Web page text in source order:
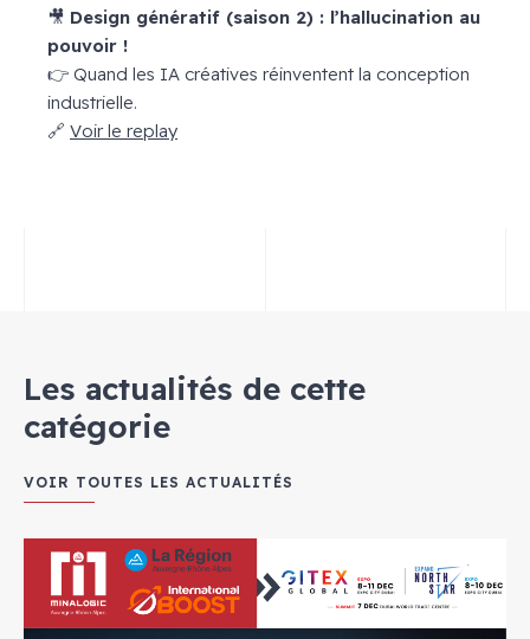
🎥 Design génératif (saison 2) : l’hallucination au
pouvoir !
👉 Quand les IA créatives réinventent la conception
industrielle.
🔗 Voir le replay
Les actualités de cette
catégorie
VOIR TOUTES LES ACTUALITÉS